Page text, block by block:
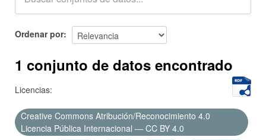
Acerca de
Ordenar por
1 conjunto de datos encontrado
Licencias:
Creative Commons Atribución/Reconocimiento 4.0
Licencia Pública Internacional — CC BY 4.0